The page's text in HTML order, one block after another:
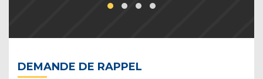
DEMANDE DE RAPPEL